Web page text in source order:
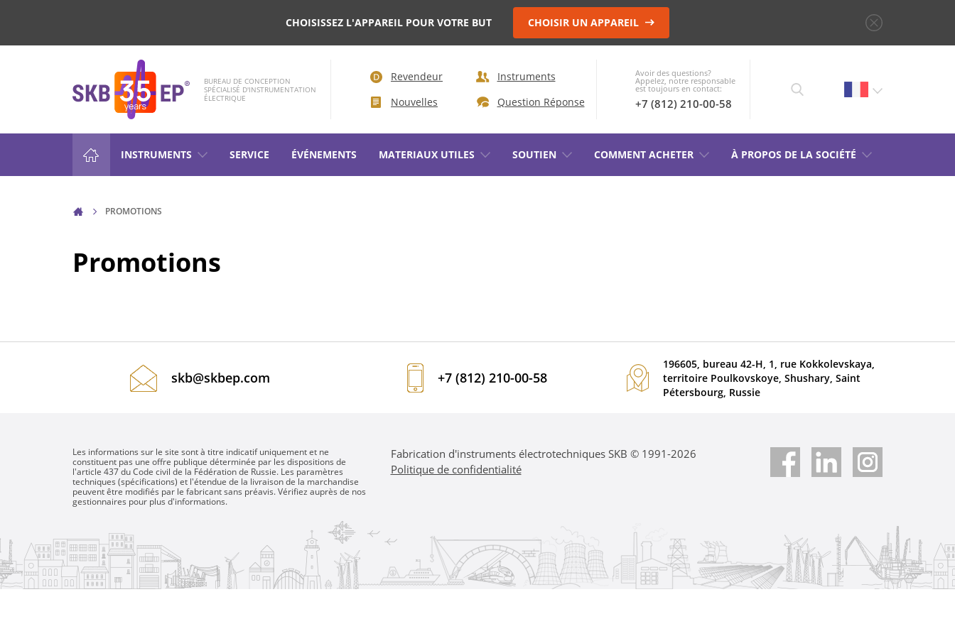
CHOISISSEZ L'APPAREIL POUR VOTRE BUT CHOISIR UN APPAREIL
BUREAU DE CONCEPTION
SPÉCIALISÉ D'INSTRUMENTATION
ÉLECTRIQUE
Revendeur
Instruments
Nouvelles
Question Réponse
Avoir des questions?
Appelez, notre responsable
est toujours en contact:
+7 (812) 210-00-58
INSTRUMENTS
MESURE DE LA RÉSISTANCE DES OBJETS
SERVICE ÉVÉNEMENTS MATERIAUX UTILES SOUTIEN COMMENT ACHETER À PROPOS DE LA SOCIÉTÉ
PROMOTIONS
Promotions
skb@skbep.com +7 (812) 210-00-58
196605, bureau 42-H, 1, rue Kokkolevskaya,
territoire Poulkovskoye, Shushary, Saint
Pétersbourg, Russie
Les informations sur le site sont à titre indicatif uniquement et ne
constituent pas une offre publique déterminée par les dispositions de
l'article 437 du Code civil de la Fédération de Russie. Les paramètres
techniques (spécifications) et l'étendue de la livraison de la marchandise
peuvent être modifiés par le fabricant sans préavis. Vérifiez auprès de nos
gestionnaires pour plus d'informations.
Fabrication d'instruments électrotechniques SKB © 1991-2026
Politique de confidentialité